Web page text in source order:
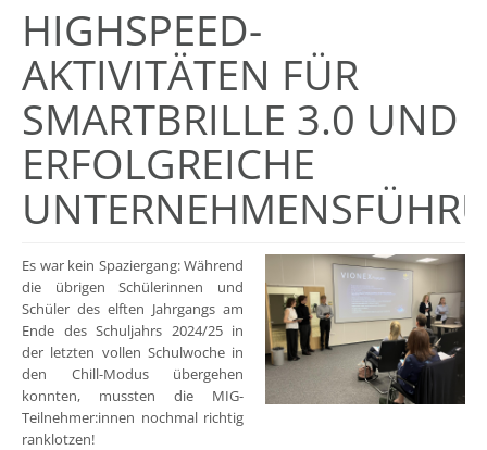
HIGHSPEED-
AKTIVITÄTEN FÜR
SMARTBRILLE 3.0 UND
ERFOLGREICHE
Es war kein Spaziergang: Während
die übrigen Schülerinnen und
Schüler des elften Jahrgangs am
Ende des Schuljahrs 2024/25 in
der letzten vollen Schulwoche in
den Chill-Modus übergehen
konnten, mussten die MIG-
Teilnehmer:innen nochmal richtig
ranklotzen!